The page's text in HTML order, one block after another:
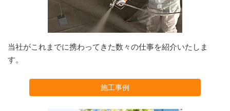
当社がこれまでに携わってきた数々の仕事を紹介いたしま
す。
施工事例